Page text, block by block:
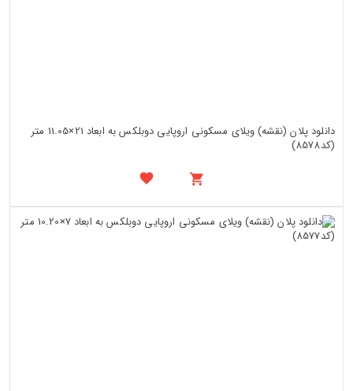
دانلود پلان (نقشه) ویلای مسکونی اروپایی دوبلکس به ابعاد 21×11.05 متر
(کد8578)